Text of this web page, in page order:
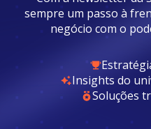
sempre um passo à
negócio com o
Insights do
Soluções